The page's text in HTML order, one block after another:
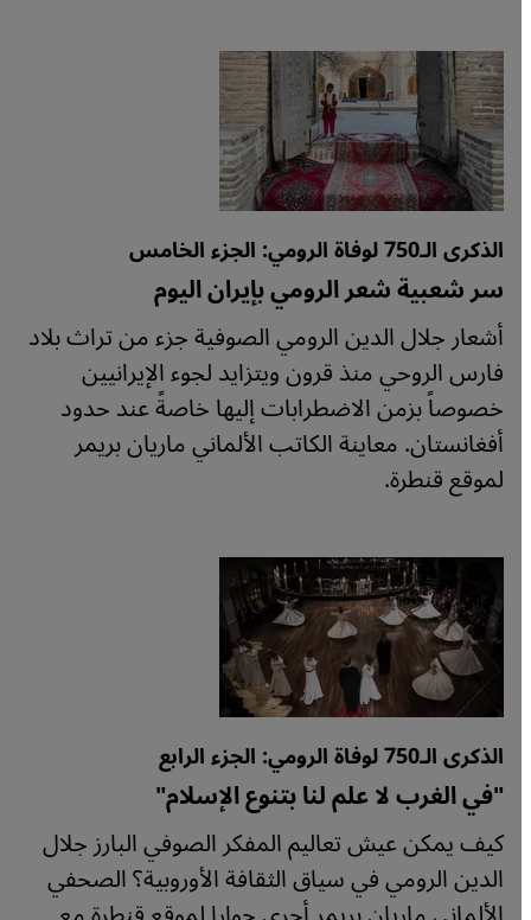
الذكرى الـ750 لوفاة الرومي: الجزء الخامس
سر شعبية شعر الرومي بإيران اليوم
أشعار جلال الدين الرومي الصوفية جزء من تراث بلاد
فارس الروحي منذ قرون ويتزايد لجوء الإيرانيين
خصوصاً بزمن الاضطرابات إليها خاصةً عند حدود
أفغانستان. معاينة الكاتب الألماني ماريان بريمر
لموقع قنطرة.
الذكرى الـ750 لوفاة الرومي: الجزء الرابع
"في الغرب لا علم لنا بتنوع الإسلام"
كيف يمكن عيش تعاليم المفكر الصوفي البارز جلال
الدين الرومي في سياق الثقافة الأوروبية؟ الصحفي